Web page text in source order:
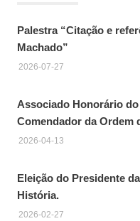
Palestra “Citação e
Machado”
2026-07-27
Associado Honorário
Comendador da Ordem
2026-04-13
Eleição do Presidente
História.
2026-02-27